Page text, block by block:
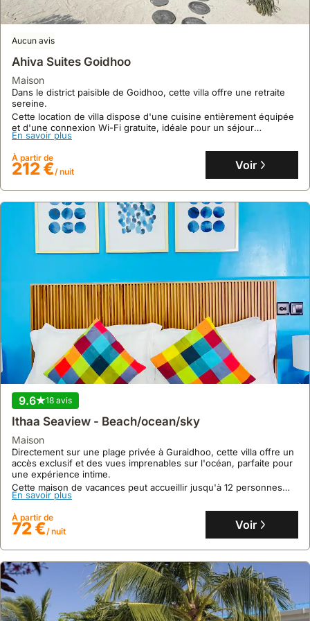
À partir de
44 €/ nuit Voir
3 Bed Room House With Kitchen And Living Room
maison
À quelques pas de la plage de Maalhos, Baa Atoll, cette villa offre
un accès direct à des excursions pour observer les raies manta à
Hanifaru Bay.
Cette maison de vacances spacieuse peut accueillir jusqu'à 8
personnes et dispose de 3 chambres climatisées, d'une cuisine
équipée et propose des petits déjeuners et des visites guidées.
En savoir plus
À partir de
202 €/ nuit Voir
9.9 14 avis
Aucun avis
Ahiva Suites Goidhoo
maison
Dans le district paisible de Goidhoo, cette villa offre une retraite
sereine.
Cette location de villa dispose d'une cuisine entièrement équipée
et d'une connexion Wi-Fi gratuite, idéale pour un séjour
confortable.
En savoir plus
À partir de
212 €/ nuit Voir
9.6 18 avis
Ithaa Seaview - Beach/ocean/sky
maison
Directement sur une plage privée à Guraidhoo, cette villa offre un
accès exclusif et des vues imprenables sur l'océan, parfaite pour
une expérience intime.
Cette maison de vacances peut accueillir jusqu'à 12 personnes
avec ses 5 chambres et 5 salles de bains, incluant la climatisation
En savoir plus
À partir de
72 €/ nuit Voir